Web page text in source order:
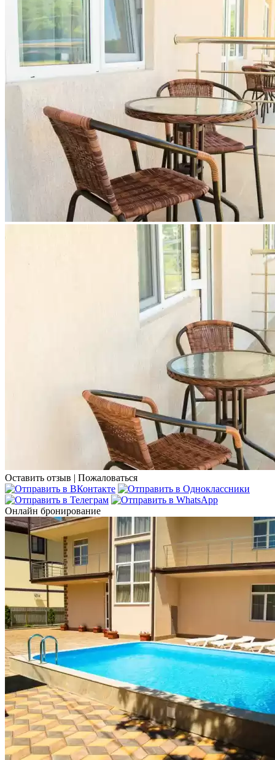
Оставить отзыв | Пожаловаться
Онлайн бронирование